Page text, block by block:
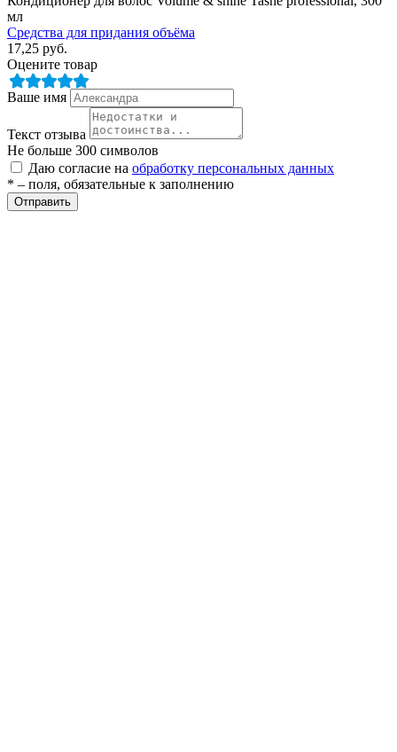
мл
Средства для придания объёма
17,25 руб.
Оцените товар
Ваше имя
Текст отзыва
Не больше 300 символов
Даю согласие на обработку персональных данных
* – поля, обязательные к заполнению
Отправить